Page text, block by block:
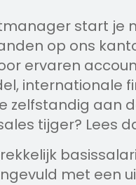
start je
op ons
ervaren
internationale
zelfstandig aan
tijger? Lees
met een